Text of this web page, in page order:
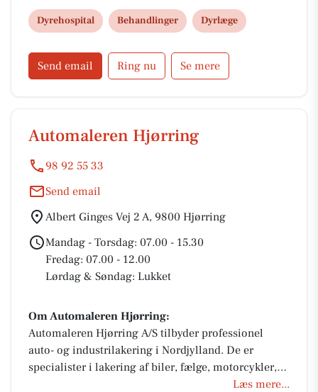
Dyrehospital Behandlinger Dyrlæge
Send email Ring nu Se mere
Automaleren Hjørring
98 92 55 33
Send email
Albert Ginges Vej 2 A, 9800 Hjørring
Mandag - Torsdag: 07.00 - 15.30
Fredag: 07.00 - 12.00
Lørdag & Søndag: Lukket
Om Automaleren Hjørring:
Automaleren Hjørring A/S tilbyder professionel
auto- og industrilakering i Nordjylland. De er
specialister i lakering af biler, fælge, motorcykler,
møbler, døre og køkkener. Med mange års erfaring,
Læs mere...